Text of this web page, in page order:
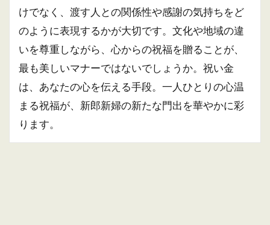
けでなく、渡す人との関係性や感謝の気持ちをど
のように表現するかが大切です。文化や地域の違
いを尊重しながら、心からの祝福を贈ることが、
最も美しいマナーではないでしょうか。祝い金
は、あなたの心を伝える手段。一人ひとりの心温
まる祝福が、新郎新婦の新たな門出を華やかに彩
ります。